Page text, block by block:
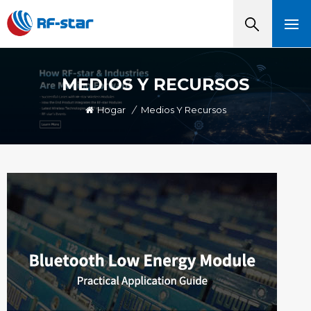
MEDIOS Y RECURSOS
Hogar / Medios Y Recursos